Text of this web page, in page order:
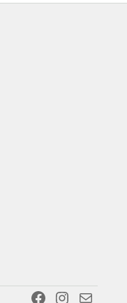
Facebook Instagram Sähköposti